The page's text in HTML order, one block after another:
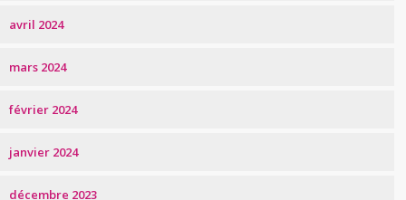
avril 2024
mars 2024
février 2024
janvier 2024
décembre 2023